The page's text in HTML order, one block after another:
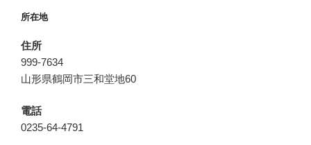
所在地
住所
999-7634
山形県鶴岡市三和堂地60
電話
0235-64-4791